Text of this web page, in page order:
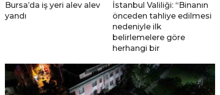
Bursa’da iş yeri alev alev
yandı
İstanbul Valiliği: “Binanın
önceden tahliye edilmesi
nedeniyle ilk
belirlemelere göre
herhangi bir